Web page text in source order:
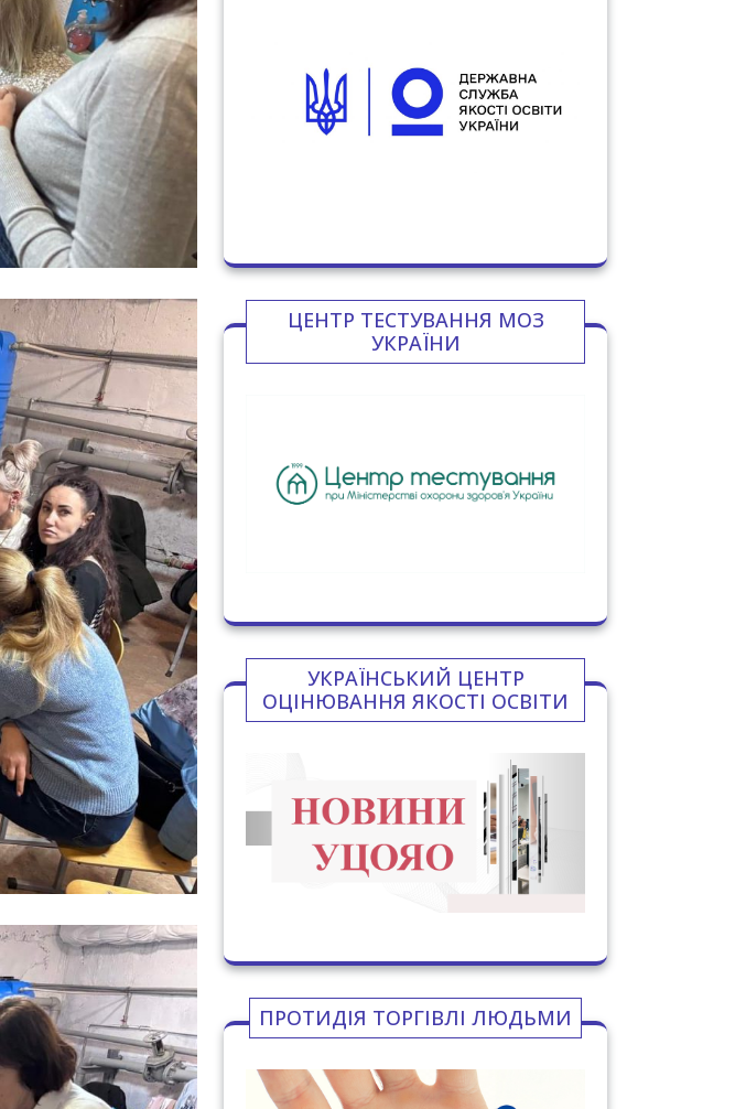
ЦЕНТР ТЕСТУВАННЯ МОЗ
УКРАЇНИ
УКРАЇНСЬКИЙ ЦЕНТР
ОЦІНЮВАННЯ ЯКОСТІ ОСВІТИ
ПРОТИДІЯ ТОРГІВЛІ ЛЮДЬМИ